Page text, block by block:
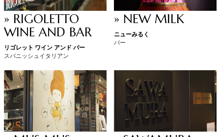
» RIGOLETTO
WINE AND BAR
リゴレット ワイン アンド バー
スパニッシュイタリアン
» NEW MILK
ニューみるく
バー